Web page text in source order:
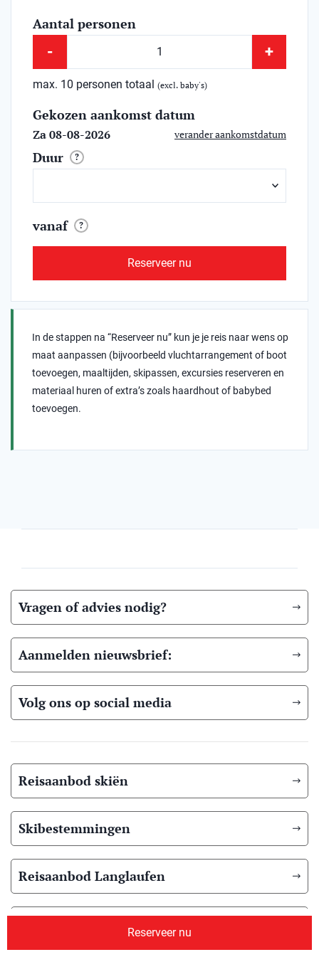
Aantal personen
- +
max. 10 personen totaal (excl. baby's)
Gekozen aankomst datum
Za 08-08-2026 verander aankomstdatum
Duur ?
vanaf ?
Reserveer nu
In de stappen na “Reserveer nu” kun je je reis naar wens op
maat aanpassen (bijvoorbeeld vluchtarrangement of boot
toevoegen, maaltijden, skipassen, excursies reserveren en
materiaal huren of extra’s zoals haardhout of babybed
toevoegen.
Reserveer nu
Vragen of advies nodig?
Aanmelden nieuwsbrief:
Volg ons op social media
Reisaanbod skiën
Skibestemmingen
Reisaanbod Langlaufen
Langlauf bestemmingen